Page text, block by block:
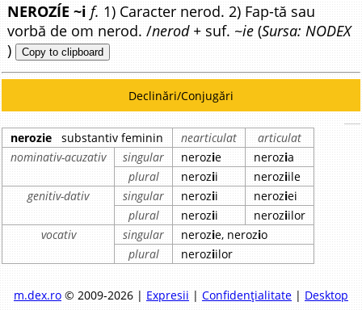
NEROZÍE ~i f. 1) Caracter nerod. 2) Fap-tă sau
vorbă de om nerod. /nerod + suf. ~ie (Sursa: NODEX
) Copy to clipboard
Declinări/Conjugări
nerozie substantiv feminin nearticulat
articulat
nominativ-acuzativ
singular nerozie nerozia
plural
nerozii neroziile
genitiv-dativ
singular nerozii neroziei
plural
nerozii neroziilor
vocativ
singular nerozie, nerozio
plural
neroziilor
m.dex.ro© 2009-2026 | Expresii | Confidențialitate| Desktop